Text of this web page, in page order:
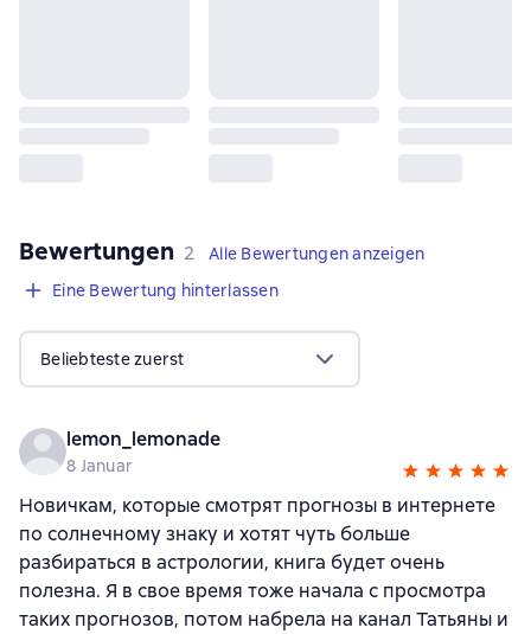
Bewertungen 2 Bewertungen
2
Alle Bewertungen anzeigen
Eine Bewertung hinterlassen
Beliebteste zuerst
lemon_lemonade
8 Januar
Новичкам, которые смотрят прогнозы в интернете
по солнечному знаку и хотят чуть больше
разбираться в астрологии, книга будет очень
полезна. Я в свое время тоже начала с просмотра
таких прогнозов, потом набрела на канал Татьяны и